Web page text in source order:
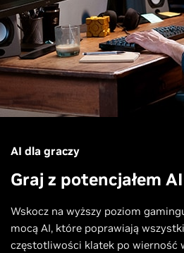
AI dla graczy
Graj z potencjałem AI
Wskocz na wyższy poziom
mocą AI, które poprawiają
częstotliwości klatek po wierność